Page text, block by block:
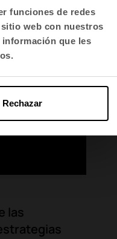
funciones de redes
web con nuestros
que les
Rechazar
las